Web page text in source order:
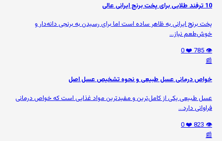
10 ترفند طلایی برای پخت برنج ایرانی عالی
پخت برنج ایرانی به ظاهر ساده است اما برای رسیدن به برنجی دانه‌دار و
خوش‌طعم نیاز...
👁️ 785
❤️ 0
📰
خواص درمانی عسل طبیعی و نحوه تشخیص عسل اصل
عسل طبیعی یکی از کامل‌ترین و مفیدترین مواد غذایی است که خواص درمانی
فراوانی دارد...
👁️ 823
❤️ 0
📰